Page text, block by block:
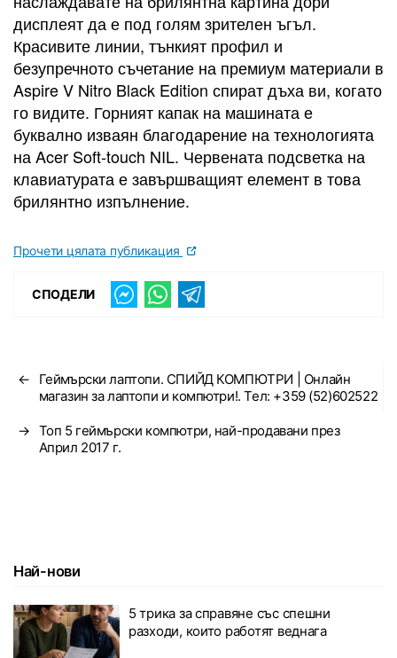
дисплеят да е под голям зрителен ъгъл.
Красивите линии, тънкият профил и
безупречното съчетание на премиум материали в
Aspire V Nitro Black Edition спират дъха ви, когато
го видите. Горният капак на машината е
буквално изваян благодарение на технологията
на Acer Soft-touch NIL. Червената подсветка на
клавиатурата е завършващият елемент в това
брилянтно изпълнение.
Прочети цялата публикация
СПОДЕЛИ
←
Геймърски лаптопи. СПИЙД КОМПЮТРИ | Онлайн
магазин за лаптопи и компютри!. Тел: +359 (52)602522
→ Топ 5 геймърски компютри, най-продавани през
Април 2017 г.
Най-нови
5 трика за справяне със спешни
разходи, които работят веднага